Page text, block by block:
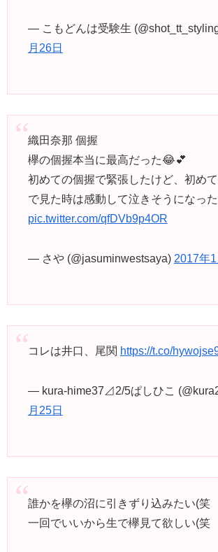
— こもどんは受験生
月26日
織田奈那 個握
欅の個握本当に最高だった😂💕
初めての個握で緊張したけど、初め
で見た時は感動して泣きそうになっ
pic.twitter.com/qfDVb9p4OR
— さや (@jasuminwestsaya) 2017年1
コレは井口、尾関 https://t.co/
— kura-hime37⊿2/5ぱしひこ
月25日
誰かを欅の沼に引きずり込みたい(笑
一回でいいから生で欅見て欲しい(笑